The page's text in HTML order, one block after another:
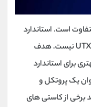
است. استاندارد
نیست. هدف
برای استاندارد
یک پروتکل و
برخی از کاستی های